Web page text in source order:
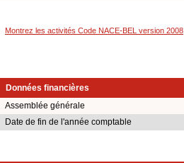
Montrez les activités Code NACE-BEL version 2008
Données financières
Assemblée générale
Date de fin de l'année comptable